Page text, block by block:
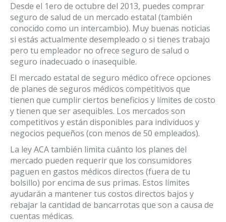
Desde el 1ero de octubre del 2013, puedes comprar
seguro de salud de un mercado estatal (también
conocido como un intercambio). Muy buenas noticias
si estás actualmente desempleado o si tienes trabajo
pero tu empleador no ofrece seguro de salud o
seguro inadecuado o inasequible.
El mercado estatal de seguro médico ofrece opciones
de planes de seguros médicos competitivos que
tienen que cumplir ciertos beneficios y límites de costo
y tienen que ser asequibles. Los mercados son
competitivos y están disponibles para individuos y
negocios pequeños (con menos de 50 empleados).
La ley ACA también limita cuánto los planes del
mercado pueden requerir que los consumidores
paguen en gastos médicos directos (fuera de tu
bolsillo) por encima de sus primas. Estos límites
ayudarán a mantener tus costos directos bajos y
rebajar la cantidad de bancarrotas que son a causa de
cuentas médicas.